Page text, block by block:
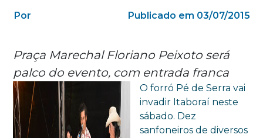
Por Publicado em 03/07/2015
Praça Marechal Floriano Peixoto será
palco do evento, com entrada franca
O forró Pé de Serra vai
invadir Itaboraí neste
sábado. Dez
sanfoneiros de diversos